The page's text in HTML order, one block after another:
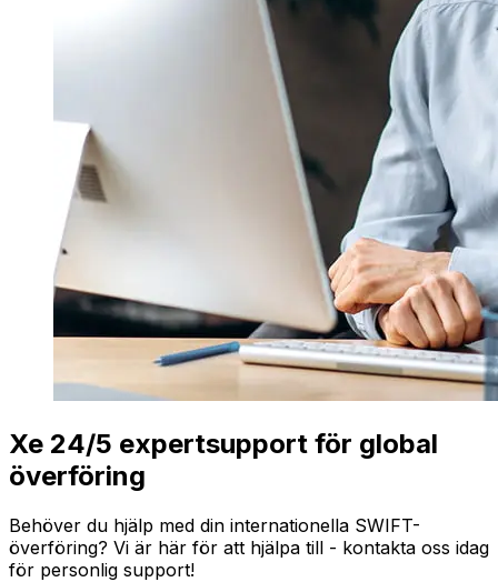
Xe 24/5 expertsupport för global
överföring
Behöver du hjälp med din internationella SWIFT-
överföring? Vi är här för att hjälpa till - kontakta oss idag
för personlig support!